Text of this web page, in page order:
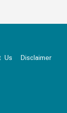
Us
Disclaimer